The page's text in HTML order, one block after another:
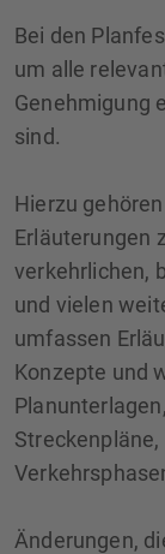
Bei den
um alle
Genehmigung
sind.
Hierzu
Erläuterungen
verkehrlichen,
und vielen
umfassen
Konzepte und
Änderungen,